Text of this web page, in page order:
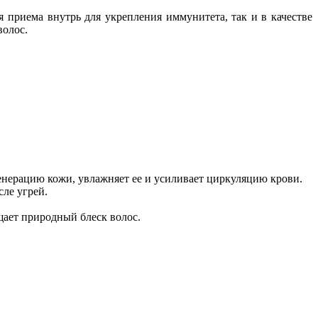
внутрь для укрепления иммунитета, так и в качестве
кожи, увлажняет ее и усиливает циркуляцию крови.
угрей.
природный блеск волос.